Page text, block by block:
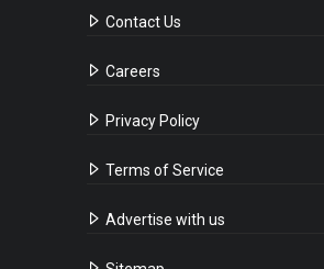
Contact Us
Careers
Privacy Policy
Terms of Service
Advertise with us